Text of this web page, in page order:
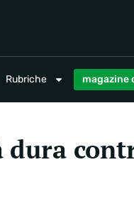
Rubriche magazine
dura